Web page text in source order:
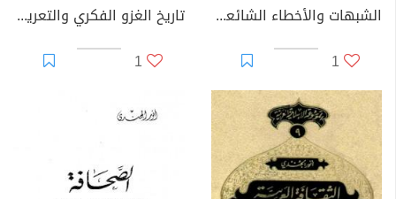
الشبهات والأخطاء الشائعة في الأدب العربي والتراجم والفكر الإسلامي
1
تاريخ الغزو الفكري والتعريب خلال ما بين الحربين العالميتين 1920-1940
1